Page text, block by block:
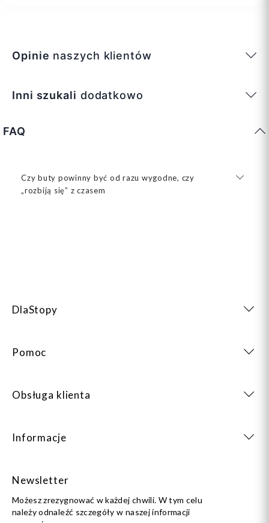
Opinie naszych klientów
Inni szukali dodatkowo
FAQ
Czy buty powinny być od razu wygodne, czy
„rozbiją się” z czasem
DlaStopy
Pomoc
Obsługa klienta
Informacje
Newsletter
Możesz zrezygnować w każdej chwili. W tym celu
należy odnaleźć szczegóły w naszej informacji